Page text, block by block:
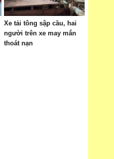
Xe tải tông sập cầu, hai
người trên xe may mắn
thoát nạn